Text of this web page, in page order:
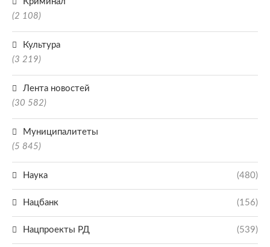
(2 108)
Культура
(3 219)
Лента новостей
(30 582)
Муниципалитеты
(5 845)
Наука (480)
Нацбанк (156)
Нацпроекты РД (539)